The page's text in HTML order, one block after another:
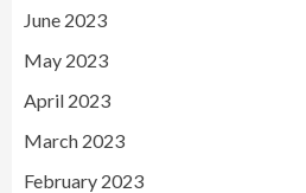
June 2023
May 2023
April 2023
March 2023
February 2023